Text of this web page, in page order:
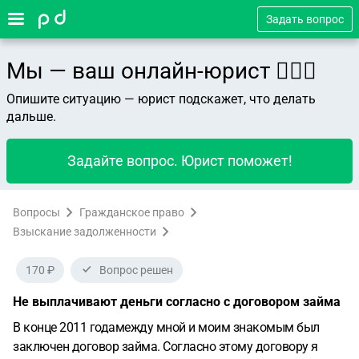
Задать вопрос
Мы — ваш онлайн-юрист 👨🏻‍⚖️
Опишите ситуацию — юрист подскажет, что делать
дальше.
Задайте вопрос. Юрист поможет!
Вопросы
Гражданское право
Взыскание задолженности
170 ₽ Вопрос решен
Не выплачивают деньги согласно с договором займа
В конце 2011 годамежду мной и моим знакомым был
заключен договор займа. Согласно этому договору я